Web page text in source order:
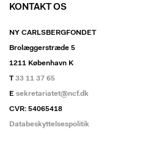
KONTAKT OS
NY CARLSBERGFONDET
Brolæggerstræde 5
1211 København K
T33 11 37 65
E sekretariatet@ncf.dk
CVR: 54065418
Databeskyttelsespolitik